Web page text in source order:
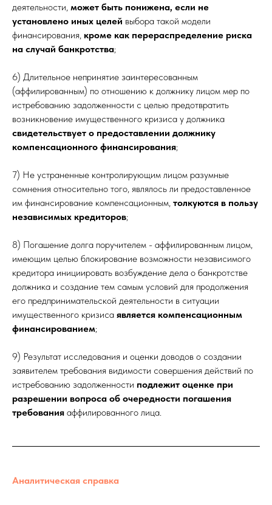
деятельности, может быть понижена, если не
установлено иных целей выбора такой модели
финансирования, кроме как перераспределение риска
на случай банкротства;
6) Длительное непринятие заинтересованным
(аффилированным) по отношению к должнику лицом мер по
истребованию задолженности с целью предотвратить
возникновение имущественного кризиса у должника
свидетельствует о предоставлении должнику
компенсационного финансирования;
7) Не устраненные контролирующим лицом разумные
сомнения относительно того, являлось ли предоставленное
им финансирование компенсационным, толкуются в пользу
независимых кредиторов;
8) Погашение долга поручителем - аффилированным лицом,
имеющим целью блокирование возможности независимого
кредитора инициировать возбуждение дела о банкротстве
должника и создание тем самым условий для продолжения
его предпринимательской деятельности в ситуации
имущественного кризиса является компенсационным
финансированием;
9) Результат исследования и оценки доводов о создании
заявителем требования видимости совершения действий по
истребованию задолженности подлежит оценке при
разрешении вопроса об очередности погашения
требования аффилированного лица.
Аналитическая справка